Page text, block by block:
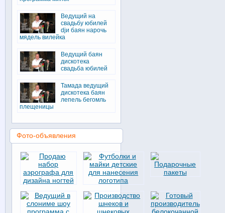
Ведущий на
свадьбу юбилей
djи баян нарочь
мядель вилейка
Ведущий баян
дискотека
свадьба юбилей
Тамада ведущий
дискотека баян
лепель бегомль
плещеницы
Фото-объявления